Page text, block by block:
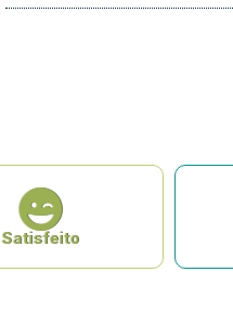
Satisfeito